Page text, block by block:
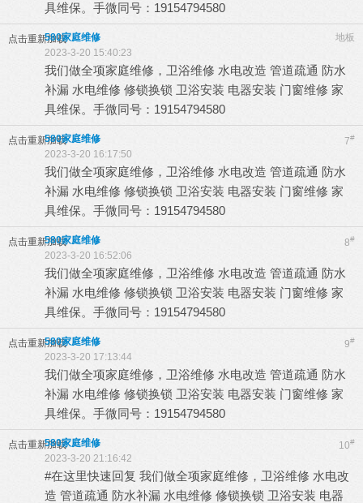
具维保。手微同号：19154794580
点击重新加载 地板
580家庭维修
2023-3-20 15:40:23
我们做全项家庭维修，卫浴维修 水电改造 管道疏通 防水
补漏 水电维修 修锁换锁 卫浴安装 电器安装 门窗维修 家
具维保。手微同号：19154794580
点击重新加载 7#
580家庭维修
2023-3-20 16:17:50
我们做全项家庭维修，卫浴维修 水电改造 管道疏通 防水
补漏 水电维修 修锁换锁 卫浴安装 电器安装 门窗维修 家
具维保。手微同号：19154794580
点击重新加载 8#
580家庭维修
2023-3-20 16:52:06
我们做全项家庭维修，卫浴维修 水电改造 管道疏通 防水
补漏 水电维修 修锁换锁 卫浴安装 电器安装 门窗维修 家
具维保。手微同号：19154794580
点击重新加载 9#
580家庭维修
2023-3-20 17:13:44
我们做全项家庭维修，卫浴维修 水电改造 管道疏通 防水
补漏 水电维修 修锁换锁 卫浴安装 电器安装 门窗维修 家
具维保。手微同号：19154794580
点击重新加载 10#
580家庭维修
2023-3-20 21:16:42
#在这里快速回复 我们做全项家庭维修，卫浴维修 水电改
造 管道疏通 防水补漏 水电维修 修锁换锁 卫浴安装 电器